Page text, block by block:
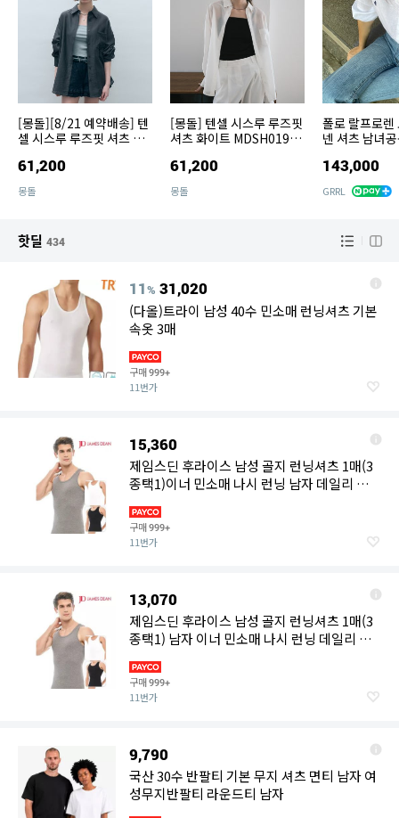
[몽돌][8/21 예약배송] 텐
셀 시스루 루즈핏 셔츠 차
L
61,200
몽돌
[몽돌] 텐셀 시스루 루즈핏
셔츠 화이트 MDSH019W
61,200
몽돌
폴로 랄프로렌
넨 셔츠 남녀
143,000
GRRL
핫딜 434
11% 31,020
(다올)트라이 남성 40수 민소매 런닝셔츠 기본
속옷 3매
구매999+
11번가
15,360
제임스딘 후라이스 남성 골지 런닝셔츠 1매(3
종택1)이너 민소매 나시 런닝 남자 데일리 기본
구매999+
11번가
13,070
제임스딘 후라이스 남성 골지 런닝셔츠 1매(3
종택1) 남자 이너 민소매 나시 런닝 데일리 기
구매999+
11번가
9,790
국산 30수 반팔티 기본 무지 셔츠 면티 남자 여
성무지반팔티 라운드티 남자